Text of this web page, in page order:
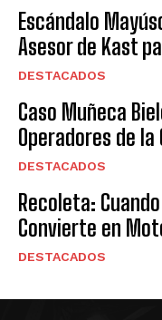
Escándalo
Asesor de Kast
DESTACADOS
Caso Muñeca
Operadores de
DESTACADOS
Recoleta:
Convierte en
DESTACADOS